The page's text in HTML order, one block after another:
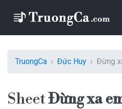
TruongCa Đức Huy Đừng
SheetĐừng xa